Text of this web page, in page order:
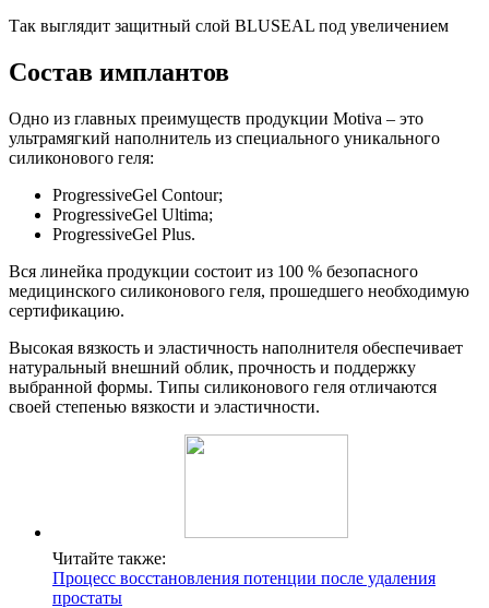
Так выглядит защитный слой BLUSEAL под увеличением
Состав имплантов
Одно из главных преимуществ продукции Motiva – это
ультрамягкий наполнитель из специального уникального
силиконового геля:
ProgressiveGel Contour;
ProgressiveGel Ultima;
ProgressiveGel Plus.
Вся линейка продукции состоит из 100 % безопасного
медицинского силиконового геля, прошедшего необходимую
сертификацию.
Высокая вязкость и эластичность наполнителя обеспечивает
натуральный внешний облик, прочность и поддержку
выбранной формы. Типы силиконового геля отличаются
своей степенью вязкости и эластичности.
Читайте также:
Процесс восстановления потенции после удаления
простаты